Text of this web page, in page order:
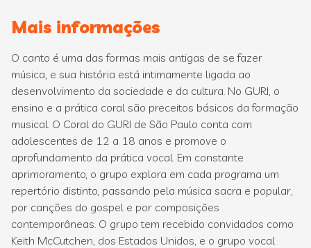
Mais informações
O canto é uma das formas mais antigas de se fazer
música, e sua história está intimamente ligada ao
desenvolvimento da sociedade e da cultura. No GURI, o
ensino e a prática coral são preceitos básicos da formação
musical. O Coral do GURI de São Paulo conta com
adolescentes de 12 a 18 anos e promove o
aprofundamento da prática vocal. Em constante
aprimoramento, o grupo explora em cada programa um
repertório distinto, passando pela música sacra e popular,
por canções do gospel e por composições
contemporâneas. O grupo tem recebido convidados como
Keith McCutchen, dos Estados Unidos, e o grupo vocal